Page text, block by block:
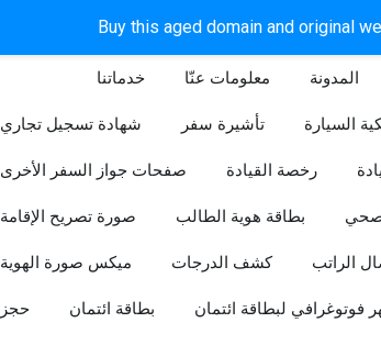
Buy this aged domain and original
خدماتنا معلومات عنّا المدونة
شهادة تسجيل تجاري تأشيرة سفر السيارة
صفحات جواز السفر الأخرى رخصة القيادة
صورة تصريح الإقامة بطاقة هوية الطالب
ميكس صورة الهوية كشف الدرجات الراتب
حجز بطاقة ائتمان فوتوغرافي لبطاقة ائتمان